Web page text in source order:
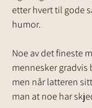
etter hvert til gode
humor.
Noe av det fineste
mennesker gradvis
men når latteren
man at noe har
Her kan du lese
Les mer
Arrangementer